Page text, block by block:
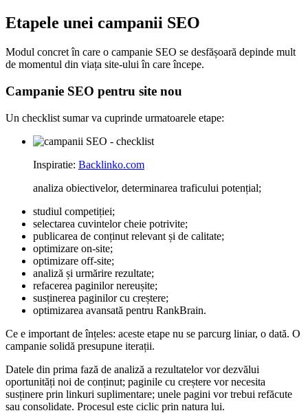
Etapele unei campanii SEO
Modul concret în care o campanie SEO se desfășoară depinde mult
de momentul din viața site-ului în care începe.
Campanie SEO pentru site nou
Un checklist sumar va cuprinde urmatoarele etape:
Inspiratie: Backlinko.com
analiza obiectivelor, determinarea traficului potențial;
studiul competiției;
selectarea cuvintelor cheie potrivite;
publicarea de conținut relevant și de calitate;
optimizare on-site;
optimizare off-site;
analiză și urmărire rezultate;
refacerea paginilor nereușite;
susținerea paginilor cu creștere;
optimizarea avansată pentru RankBrain.
Ce e important de înțeles: aceste etape nu se parcurg liniar, o dată. O
campanie solidă presupune iterații.
Datele din prima fază de analiză a rezultatelor vor dezvălui
oportunități noi de conținut; paginile cu creștere vor necesita
susținere prin linkuri suplimentare; unele pagini vor trebui refăcute
sau consolidate. Procesul este ciclic prin natura lui.